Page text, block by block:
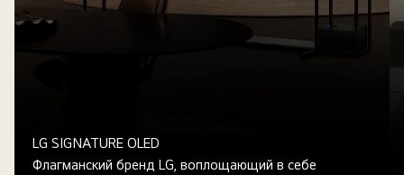
LG SIGNATURE OLED
Флагманский бренд LG, воплощающий в себе